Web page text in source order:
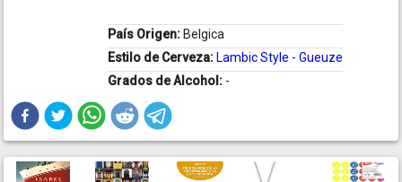
País Origen: Belgica
Estilo de Cerveza: Lambic Style - Gueuze
Grados de Alcohol: -